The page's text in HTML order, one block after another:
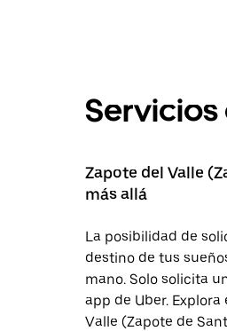
Servicios
Zapote del Valle
más allá
La posibilidad de
destino de tus
mano. Solo solicita
app de Uber.
Valle (Zapote de